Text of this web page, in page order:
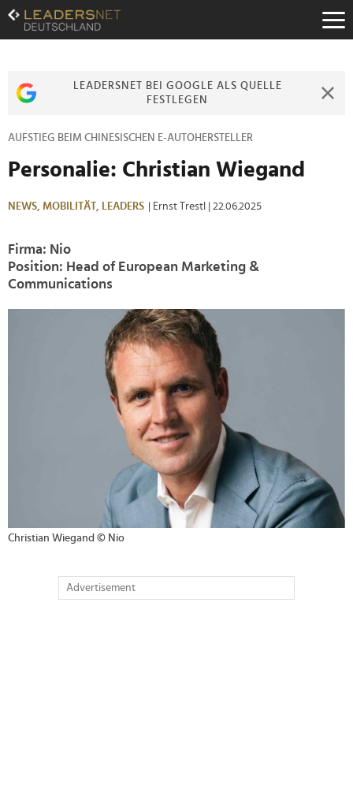
Zum
Inhalt
Zur
Zur
LEADERSNET BEI GOOGLE ALS QUELLE
FESTLEGEN
AUFSTIEG BEIM CHINESISCHEN E-AUTOHERSTELLER
Personalie: Christian Wiegand
NEWS, MOBILITÄT, LEADERS | Ernst Trestl | 22.06.2025
Firma: Nio
Position: Head of European Marketing &
Communications
Christian Wiegand © Nio
Advertisement